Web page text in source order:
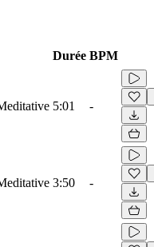
Durée BPM
5:01 -
3:50 -